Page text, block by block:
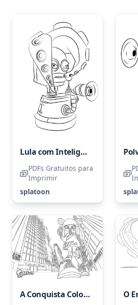
Lula com Inteligência Artificial
PDFs Gratuitos para
Imprimir
splatoon
A Conquista Colorida de Callie